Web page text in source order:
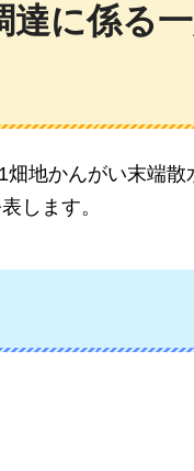
に係る
地かんがい末端
します。